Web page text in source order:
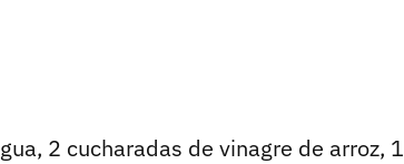
2 cucharadas de vinagre de arroz, 1